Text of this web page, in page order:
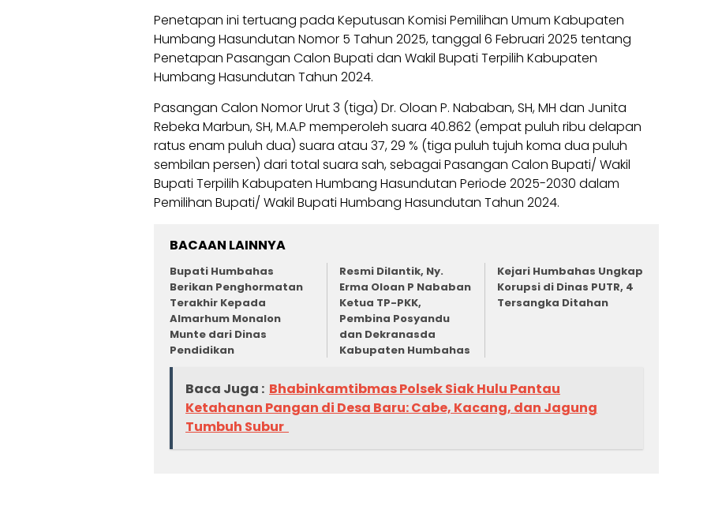
Penetapan ini tertuang pada Keputusan Komisi Pemilihan Umum Kabupaten
Humbang Hasundutan Nomor 5 Tahun 2025, tanggal 6 Februari 2025 tentang
Penetapan Pasangan Calon Bupati dan Wakil Bupati Terpilih Kabupaten
Humbang Hasundutan Tahun 2024.
Pasangan Calon Nomor Urut 3 (tiga) Dr. Oloan P. Nababan, SH, MH dan Junita
Rebeka Marbun, SH, M.A.P memperoleh suara 40.862 (empat puluh ribu delapan
ratus enam puluh dua) suara atau 37, 29 % (tiga puluh tujuh koma dua puluh
sembilan persen) dari total suara sah, sebagai Pasangan Calon Bupati/ Wakil
Bupati Terpilih Kabupaten Humbang Hasundutan Periode 2025-2030 dalam
Pemilihan Bupati/ Wakil Bupati Humbang Hasundutan Tahun 2024.
BACAAN LAINNYA
Bupati Humbahas
Berikan Penghormatan
Terakhir Kepada
Almarhum Monalon
Munte dari Dinas
Pendidikan
Resmi Dilantik, Ny.
Erma Oloan P Nababan
Ketua TP-PKK,
Pembina Posyandu
dan Dekranasda
Kabupaten Humbahas
Kejari Humbahas Ungkap
Korupsi di Dinas PUTR, 4
Tersangka Ditahan
Baca Juga : Bhabinkamtibmas Polsek Siak Hulu Pantau
Ketahanan Pangan di Desa Baru: Cabe, Kacang, dan Jagung
Tumbuh Subur